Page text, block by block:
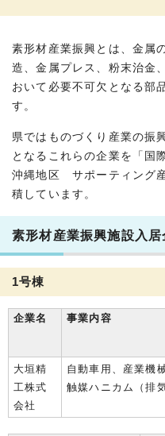
素形材産業振興とは、金属
造、金属プレス、粉末治金
おいて必要不可欠となる部
す。
県ではものづくり産業の振
となるこれらの企業を「国
沖縄地区 サポーティング
積しています。
素形材産業振興施設入
1号棟
企業名 事業内容
大垣精
工株式
会社
自動車用、産業機
触媒ハニカム（排